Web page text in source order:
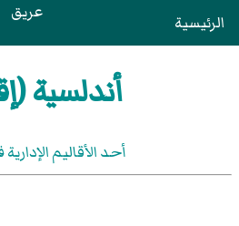
الرئيسية عريق
أندلسية
أحد الأقاليم الإدارية